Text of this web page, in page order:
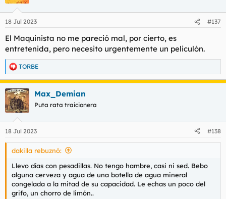
e
:
18 Jul 2023 #137
El Maquinista no me pareció mal, por cierto, es
entretenida, pero necesito urgentemente un peliculón.
R
e
c
c
i
e
s
TORBE
Max_Demian
Puta rata traicionera
18 Jul 2023 #138
dakilla rebuznó:
Llevo días con pesadillas. No tengo hambre, casi ni sed. Bebo
alguna cerveza y agua de una botella de agua mineral
congelada a la mitad de su capacidad. Le echas un poco del
grifo, un chorro de limón..